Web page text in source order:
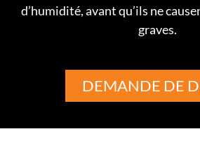
d’humidité, avant qu’ils ne
graves.
DEMANDE DE